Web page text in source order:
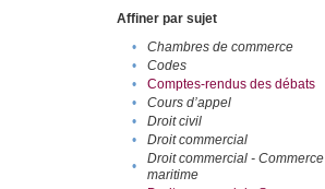
Affiner par sujet
•
Chambres de commerce
•
Codes
•
Comptes-rendus des débats
•
Cours d’appel
•
Droit civil
•
Droit commercial
•
Droit commercial - Commerce
maritime